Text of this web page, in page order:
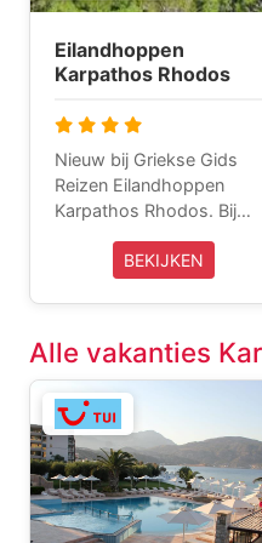
Eilandhoppen
Karpathos Rhodos
Nieuw bij Griekse Gids
Reizen Eilandhoppen
Karpathos Rhodos. Bij
deze vakantie ga je naar
de eilanden Karpathos,
je zult landen en eindigt op
het eiland Kos waarvan je
terug zult vliegen. Deze
reis andersom maken kan
ook. Deze reis bieden wij
vanaf 10 dagen aan. Deze
vakantie wordt volledig
verzorgd door Griekse
BEKIJKEN
Alle vakanties